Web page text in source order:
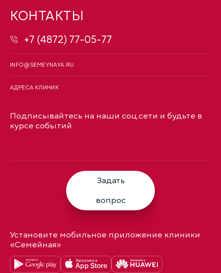
КОНТАКТЫ
+7 (4872) 77-05-77
INFO@SEMEYNAYA.RU
АДРЕСА КЛИНИК
Подписывайтесь на наши соц.сети и будьте в
курсе событий
Задать
вопрос
Установите мобильное приложение клиники
«Семейная»